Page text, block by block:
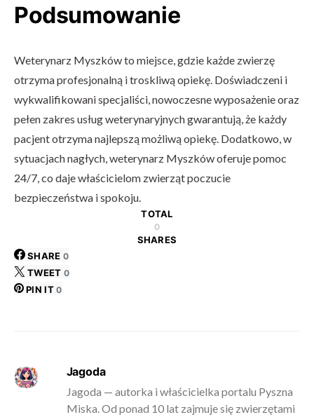
Podsumowanie
Weterynarz Myszków to miejsce, gdzie każde zwierzę
otrzyma profesjonalną i troskliwą opiekę. Doświadczeni i
wykwalifikowani specjaliści, nowoczesne wyposażenie oraz
pełen zakres usług weterynaryjnych gwarantują, że każdy
pacjent otrzyma najlepszą możliwą opiekę. Dodatkowo, w
sytuacjach nagłych, weterynarz Myszków oferuje pomoc
24/7, co daje właścicielom zwierząt poczucie
bezpieczeństwa i spokoju.
TOTAL
0
SHARES
SHARE 0
TWEET 0
PIN IT 0
Jagoda
Jagoda — autorka i właścicielka portalu Pyszna
Miska. Od ponad 10 lat zajmuje się zwierzętami